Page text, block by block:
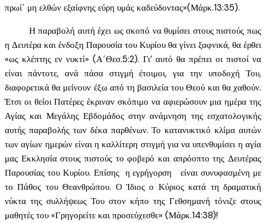
πρωί΄ μη ελθών εξαίφνης εύρη υμάς καδεύδοντας»(Μάρκ.13:35).
Η παραβολή αυτή έχει ως σκοπό να θυμίσει στους πιστούς πως
η Δευτέρα και ένδοξη Παρουσία του Κυρίου θα γίνει ξαφνικά, θα έρθει
«ως κλέπτης εν νυκτί» (Α΄Θεσ.5:2). Γι’ αυτό θα πρέπει οι πιστοί να
είναι πάντοτε, ανά πάσα στιγμή έτοιμοι, για την υποδοχή Του,
διαφορετικά θα μείνουν έξω από τη βασιλεία του Θεού και θα χαθούν.
Έτσι οι θείοι Πατέρες έκριναν σκόπιμο να αφιερώσουν μια ημέρα της
Αγίας και Μεγάλης Εβδομάδος στην ανάμνηση της εσχατολογικής
αυτής παραβολής των δέκα παρθένων. Το κατανυκτικό κλίμα αυτών
των αγίων ημερών είναι η καλλίτερη στιγμή για να υπενθυμίσει η αγία
μας Εκκλησία στους πιστούς το φοβερό και απρόοπτο της Δευτέρας
Παρουσίας του Κυρίου. Επίσης η εγρήγορση είναι συνυφασμένη με
το Πάθος του Θεανθρώπου. Ο Ίδιος ο Κύριος κατά τη δραματική
νύκτα της συλλήψεως Του στον κήπο της Γεθσημανή τόνιζε στους
μαθητές του «Γρηγορείτε και προσεύχεσθε» (Μάρκ.14:38)!